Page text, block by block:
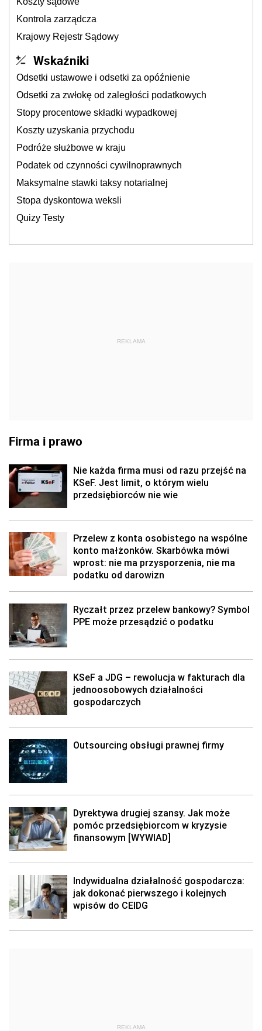
Kontrola zarządcza
Krajowy Rejestr Sądowy
Wskaźniki
Odsetki ustawowe i odsetki za opóźnienie
Odsetki za zwłokę od zaległości podatkowych
Stopy procentowe składki wypadkowej
Koszty uzyskania przychodu
Podróże służbowe w kraju
Podatek od czynności cywilnoprawnych
Maksymalne stawki taksy notarialnej
Stopa dyskontowa weksli
Quizy Testy
REKLAMA
Firma i prawo
Nie każda firma musi od razu przejść na
KSeF. Jest limit, o którym wielu
przedsiębiorców nie wie
Przelew z konta osobistego na wspólne
konto małżonków. Skarbówka mówi
wprost: nie ma przysporzenia, nie ma
podatku od darowizn
Ryczałt przez przelew bankowy? Symbol
PPE może przesądzić o podatku
KSeF a JDG – rewolucja w fakturach dla
jednoosobowych działalności
gospodarczych
Outsourcing obsługi prawnej firmy
Dyrektywa drugiej szansy. Jak może
pomóc przedsiębiorcom w kryzysie
finansowym [WYWIAD]
Indywidualna działalność gospodarcza:
jak dokonać pierwszego i kolejnych
wpisów do CEIDG
REKLAMA